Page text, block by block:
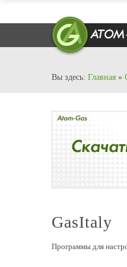
Вы здесь: Главная »
GasItaly
Программы для